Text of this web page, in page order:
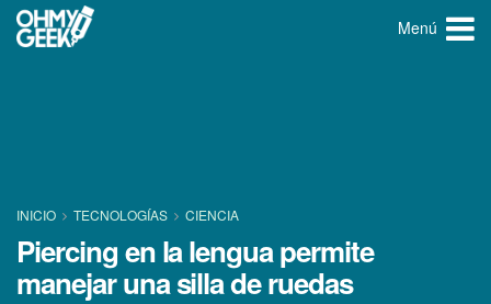
Menú
INICIO TECNOLOGÍ­AS CIENCIA
Piercing en la lengua permite
manejar una silla de ruedas